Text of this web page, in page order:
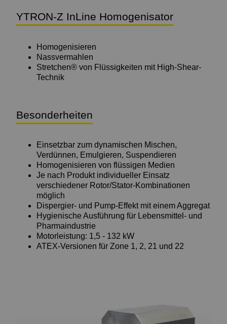
YTRON-Z InLine Homogenisator
Homogenisieren
Nassvermahlen
Stretchen® von Flüssigkeiten mit High-Shear-
Technik
Besonderheiten
Einsetzbar zum dynamischen Mischen,
Verdünnen, Emulgieren, Suspendieren
Homogenisieren von flüssigen Medien
Je nach Produkt individueller Einsatz
verschiedener Rotor/Stator-Kombinationen
möglich
Dispergier- und Pump-Effekt mit einem Aggregat
Hygienische Ausführung für Lebensmittel- und
Pharmaindustrie
Motorleistung: 1,5 - 132 kW
ATEX-Versionen für Zone 1, 2, 21 und 22